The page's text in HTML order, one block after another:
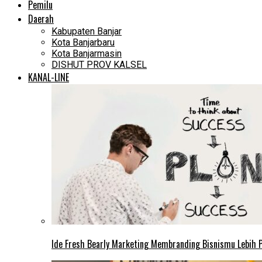
Pemilu
Daerah
Kabupaten Banjar
Kota Banjarbaru
Kota Banjarmasin
DISHUT PROV KALSEL
KANAL-LINE
Ide Fresh Bearly Marketing Membranding Bisnismu Lebih